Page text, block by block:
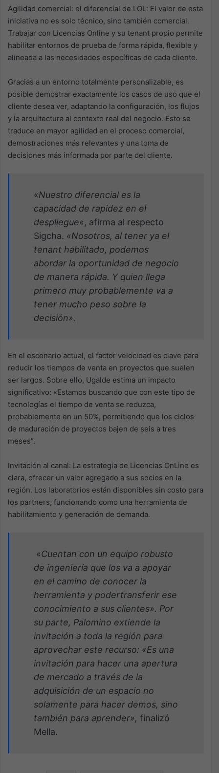
Agilidad comercial: el diferencial de LOL: El valor de esta
iniciativa no es solo técnico, sino también comercial.
Trabajar con Licencias Online y su tenant propio permite
habilitar entornos de prueba de forma rápida, flexible y
alineada a las necesidades específicas de cada cliente.
Gracias a un entorno totalmente personalizable, es
posible demostrar exactamente los casos de uso que el
cliente desea ver, adaptando la configuración, los flujos
y la arquitectura al contexto real del negocio. Esto se
traduce en mayor agilidad en el proceso comercial,
demostraciones más relevantes y una toma de
decisiones más informada por parte del cliente.
«Nuestro diferencial es la
capacidad de rapidez en el
despliegue«, afirma al respecto
Sigcha. «Nosotros, al tener ya el
tenant habilitado, podemos
abordar la oportunidad de negocio
de manera rápida. Y quien llega
primero muy probablemente va a
tener mucho peso sobre la
decisión».
En el escenario actual, el factor velocidad es clave para
reducir los tiempos de venta en proyectos que suelen
ser largos. Sobre ello, Ugalde estima un impacto
significativo: «Estamos buscando que con este tipo de
tecnologías el tiempo de venta se reduzca,
probablemente en un 50%, permitiendo que los ciclos
de maduración de proyectos bajen de seis a tres
meses”.
Invitación al canal: La estrategia de Licencias OnLine es
clara, ofrecer un valor agregado a sus socios en la
región. Los laboratorios están disponibles sin costo para
los partners, funcionando como una herramienta de
habilitamiento y generación de demanda.
«Cuentan con un equipo robusto
de ingeniería que los va a apoyar
en el camino de conocer la
herramienta y podertransferir ese
conocimiento a sus clientes». Por
su parte, Palomino extiende la
invitación a toda la región para
aprovechar este recurso: «Es una
invitación para hacer una apertura
de mercado a través de la
adquisición de un espacio no
solamente para hacer demos, sino
también para aprender», finalizó
Mella.